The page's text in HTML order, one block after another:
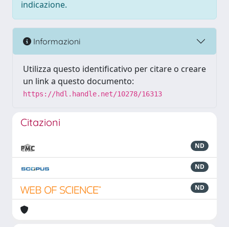
indicazione.
Informazioni
Utilizza questo identificativo per citare o creare
un link a questo documento:
https://hdl.handle.net/10278/16313
Citazioni
ND
ND
ND